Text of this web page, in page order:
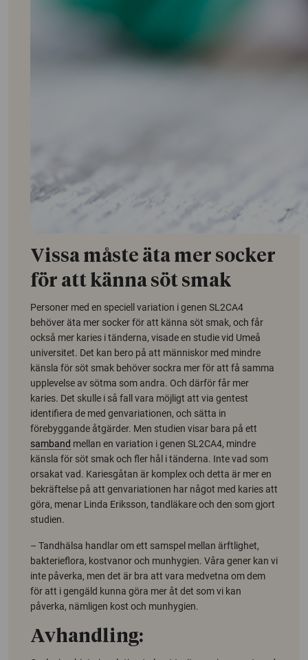
Vissa måste äta mer socker
för att känna söt smak
Personer med en speciell variation i genen SL2CA4
behöver äta mer socker för att känna söt smak, och får
också mer karies i tänderna, visade en studie vid Umeå
universitet. Det kan bero på att människor med mindre
känsla för söt smak behöver sockra mer för att få samma
upplevelse av sötma som andra. Och därför får mer
karies. Det skulle i så fall vara möjligt att via gentest
identifiera de med genvariationen, och sätta in
förebyggande åtgärder. Men studien visar bara på ett
samband mellan en variation i genen SL2CA4, mindre
känsla för söt smak och fler hål i tänderna. Inte vad som
orsakat vad. Kariesgåtan är komplex och detta är mer en
bekräftelse på att genvariationen har något med karies att
göra, menar Linda Eriksson, tandläkare och den som gjort
studien.
– Tandhälsa handlar om ett samspel mellan ärftlighet,
bakterieflora, kostvanor och munhygien. Våra gener kan vi
inte påverka, men det är bra att vara medvetna om dem
för att i gengäld kunna göra mer åt det som vi kan
påverka, nämligen kost och munhygien.
Avhandling: